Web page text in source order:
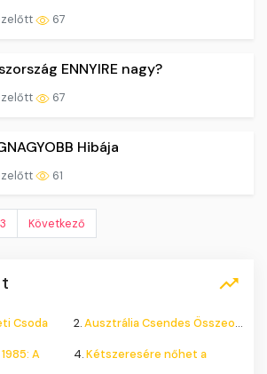
67
ENNYIRE nagy?
67
Hibája
61
3 Következő
Csoda 2.Ausztrália Csendes Összeomlása
A 4.Kétszeresére nőhet a